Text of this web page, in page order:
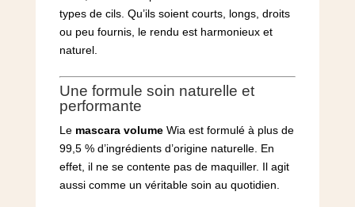
types de cils. Qu’ils soient courts, longs, droits
ou peu fournis, le rendu est harmonieux et
naturel.
Une formule soin naturelle et
performante
Le mascara volumeWia est formulé à plus de
99,5 % d’ingrédients d’origine naturelle. En
effet, il ne se contente pas de maquiller. Il agit
aussi comme un véritable soin au quotidien.